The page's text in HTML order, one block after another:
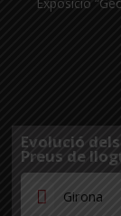
Evolució dels
Preus de
Girona